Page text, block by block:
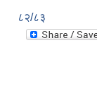
८२/८३